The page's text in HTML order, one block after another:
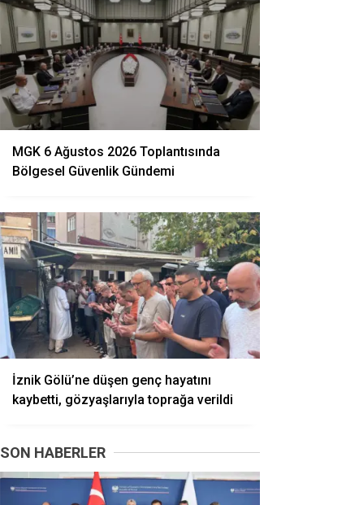
MGK 6 Ağustos 2026 Toplantısında
Bölgesel Güvenlik Gündemi
İznik Gölü’ne düşen genç hayatını
kaybetti, gözyaşlarıyla toprağa verildi
SON HABERLER